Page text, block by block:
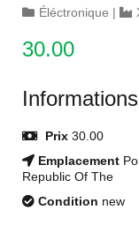
Éléctronique |
30.00
Prix 30.00
Emplacement
Republic Of The
Condition new